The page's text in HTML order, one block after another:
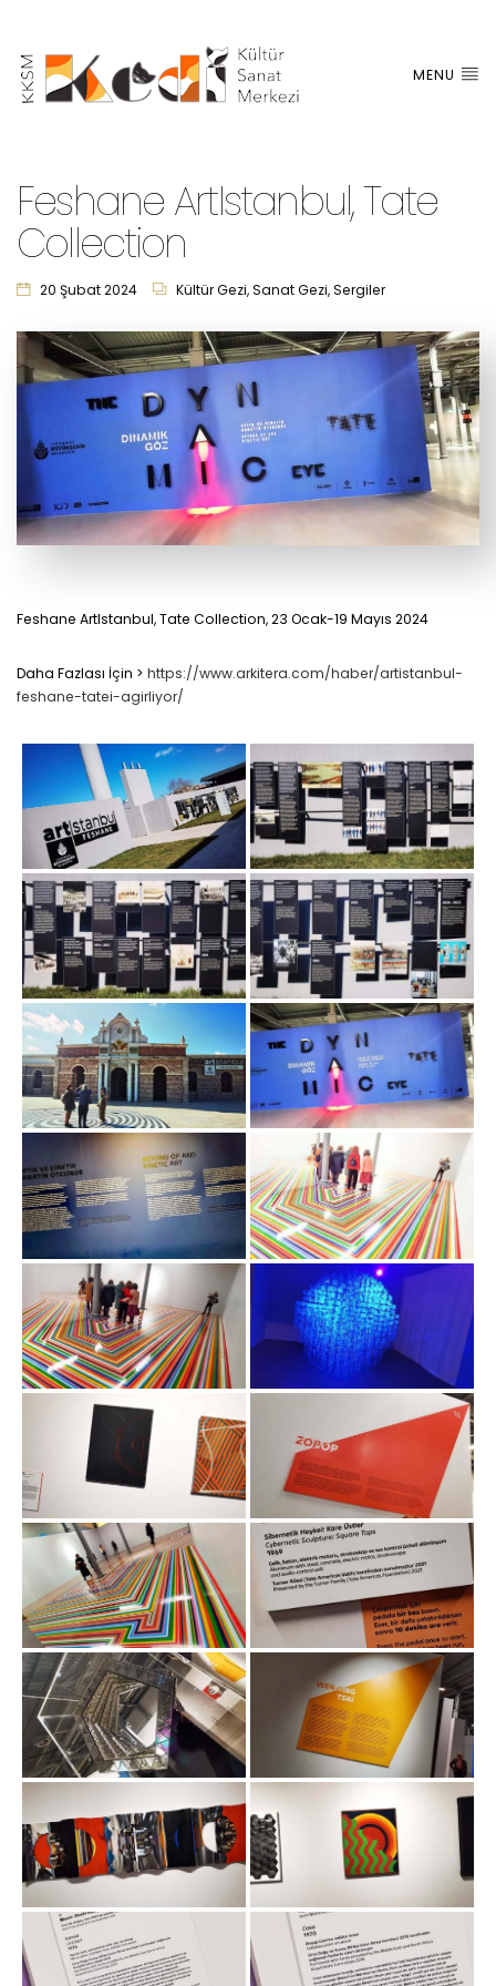
MENU
Feshane ArtIstanbul, Tate
Collection
20 Şubat 2024 Kültür Gezi,Sanat Gezi,Sergiler
Feshane ArtIstanbul, Tate Collection, 23 Ocak-19 Mayıs 2024
Daha Fazlası İçin > https://www.arkitera.com/haber/artistanbul-
feshane-tatei-agirliyor/